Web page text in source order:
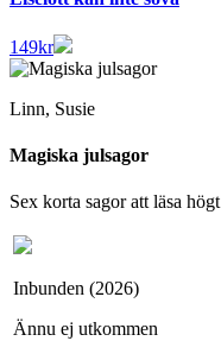
149kr
Linn, Susie
Magiska julsagor
Sex korta sagor att läsa högt
Inbunden (2026)
Ännu ej utkommen